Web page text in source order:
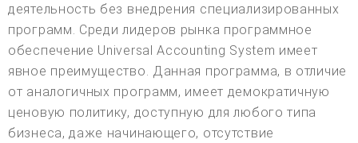
деятельность без внедрения специализированных
программ. Среди лидеров рынка программное
обеспечение Universal Accounting System имеет
явное преимущество. Данная программа, в отличие
от аналогичных программ, имеет демократичную
ценовую политику, доступную для любого типа
бизнеса, даже начинающего, отсутствие